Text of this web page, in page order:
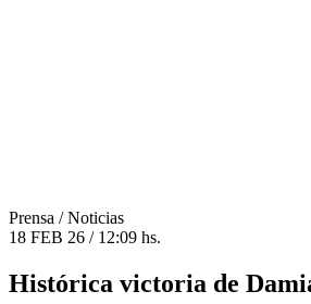
Prensa / Noticias
18 FEB 26 / 12:09 hs.
Histórica victoria de